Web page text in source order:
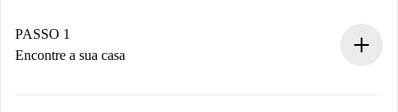
PASSO 1
Encontre a sua casa